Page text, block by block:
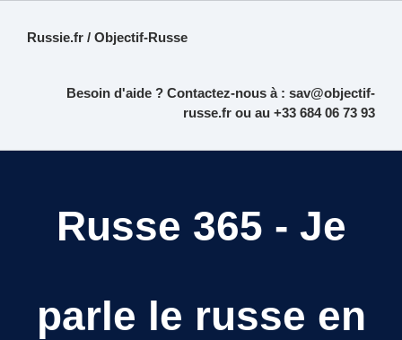
Russie.fr / Objectif-Russe
Besoin d'aide ? Contactez-nous à : sav@objectif-
russe.fr ou au +33 684 06 73 93
Russe 365 - Je
parle le russe en